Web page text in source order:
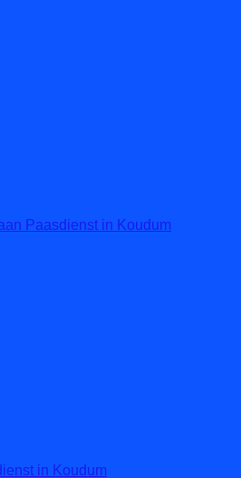
Paasdienst in Koudum
in Koudum